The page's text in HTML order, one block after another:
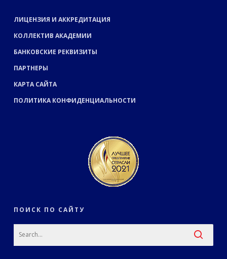
ЛИЦЕНЗИЯ И АККРЕДИТАЦИЯ
КОЛЛЕКТИВ АКАДЕМИИ
БАНКОВСКИЕ РЕКВИЗИТЫ
ПАРТНЕРЫ
КАРТА САЙТА
ПОЛИТИКА КОНФИДЕНЦИАЛЬНОСТИ
ПОИСК ПО САЙТУ